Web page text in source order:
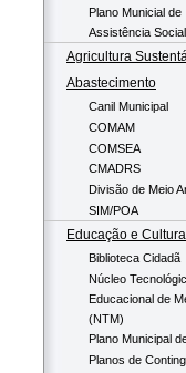
Plano Municial de
Assistência
Agricultura
Abastecimento
Canil Municipal
COMAM
COMSEA
CMADRS
Divisão de Meio
SIM/POA
Educação e Cultura
Biblioteca Cidadã
Núcleo
Educacional de
(NTM)
Plano Municipal
Planos de